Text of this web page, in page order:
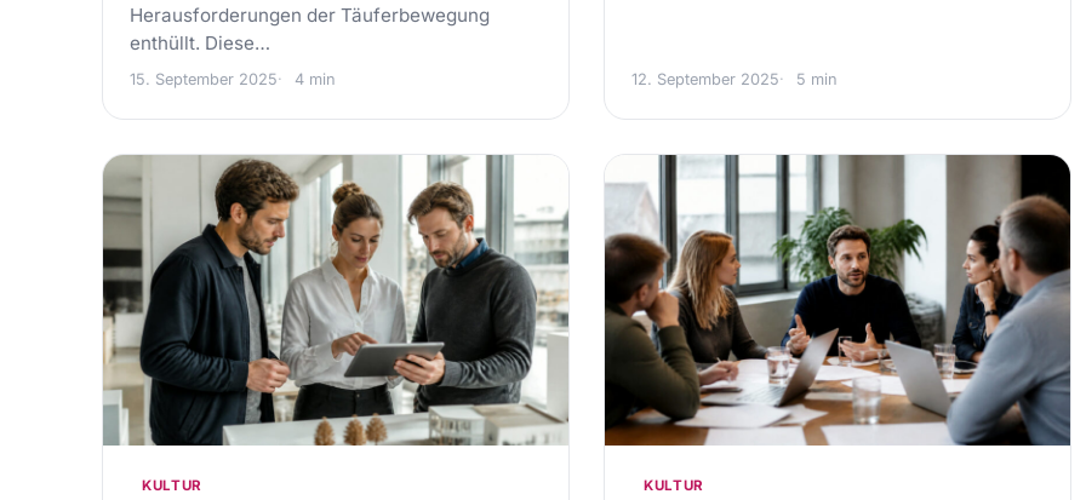
Herausforderungen der Täuferbewegung
enthüllt. Diese…
15. September 2025 4 min 12. September 2025 5 min
KULTUR KULTUR